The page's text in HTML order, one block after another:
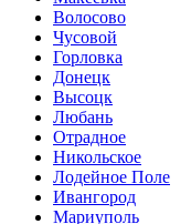
Волосово
Чусовой
Горловка
Донецк
Высоцк
Любань
Отрадное
Никольское
Лодейное Поле
Ивангород
Мариуполь